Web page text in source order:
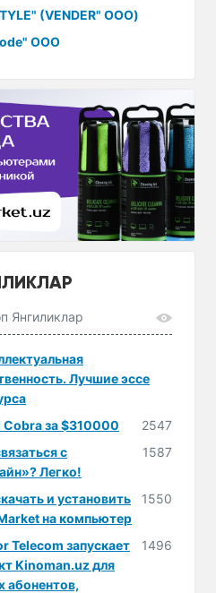
(VENDER" ООО)
ООО
Янгиликлар
Лучшие эссе
Cobra за $310000
2547
с
Легко!
1587
и установить
на компьютер
1550
Telecom запускает
Kinoman.uz для
абонентов,
1496